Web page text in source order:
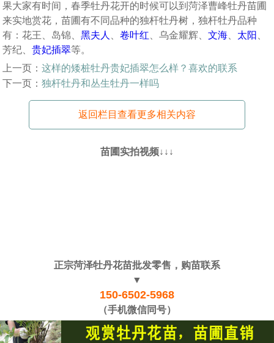
果大家有时间，春季牡丹花开的时候可以到菏泽曹峰牡丹苗圃
来实地赏花，苗圃有不同品种的独杆牡丹树，独杆牡丹品种
有：花王、岛锦、黑夫人 、卷叶红 、乌金耀辉、文海 太阳
芳纪、贵妃插翠等。
上一页：这样的矮桩牡丹贵妃插翠怎么样？喜欢的联系
下一页：独杆牡丹和丛生牡丹一样吗
返回栏目查看更多相关内容
苗圃实拍视频↓↓↓
正宗菏泽牡丹花苗批发零售，购苗联系
▼
150-6502-5968
（手机微信同号）